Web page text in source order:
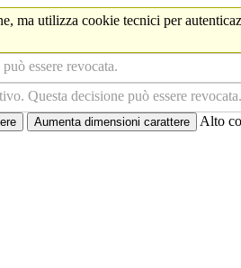
ma utilizza cookie tecnici per
essere revocata.
Questa decisione può essere revocata.
Aumenta dimensioni carattere Alto